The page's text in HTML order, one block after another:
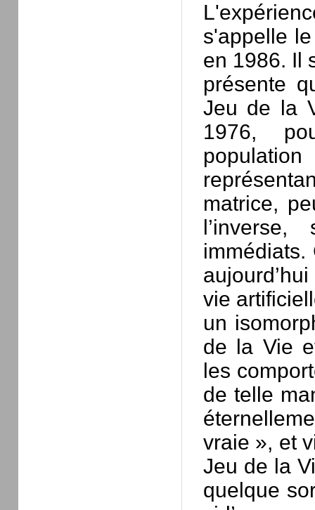
s'appelle
en 1986. Il
présente
Jeu de la
1976,
matrice,
vie
un
de la Vie
les
de telle
vraie », et
Jeu de la
quelque